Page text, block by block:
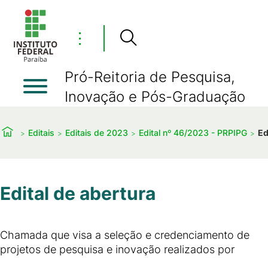
⋮
Pró-Reitoria de Pesquisa,
Inovação e Pós-Graduação
Editais Editais de 2023 Edital nº 46/2023 - PRPIPG
Edital de abertura
Chamada que visa a seleção e credenciamento de
projetos de pesquisa e inovação realizados por